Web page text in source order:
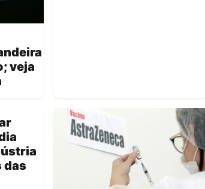
veja
das